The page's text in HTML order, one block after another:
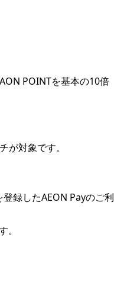
POINTを基本の10倍
対象です。
録したAEON Payのご利